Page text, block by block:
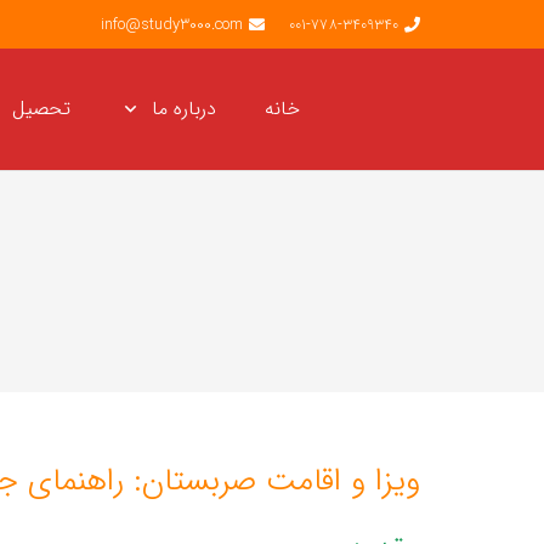
001-778-3409340
info@study3000.com
خانه درباره ما تحصیل
ویزا و اقامت صربستان: راهنمای